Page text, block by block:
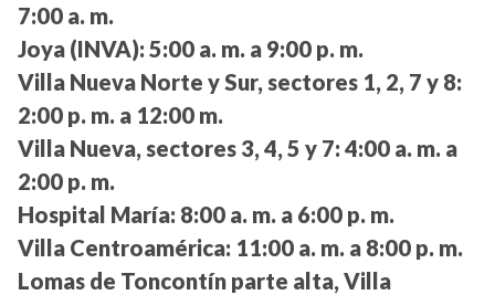
7:00 a. m.
Joya (INVA): 5:00 a. m. a 9:00 p. m.
Villa Nueva Norte y Sur, sectores 1, 2, 7 y 8:
2:00 p. m. a 12:00 m.
Villa Nueva, sectores 3, 4, 5 y 7: 4:00 a. m. a
2:00 p. m.
Hospital María: 8:00 a. m. a 6:00 p. m.
Villa Centroamérica: 11:00 a. m. a 8:00 p. m.
Lomas de Toncontín parte alta, Villa